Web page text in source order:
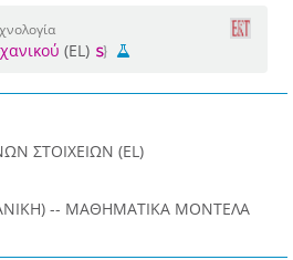
(EL)
ΣΤΟΙΧΕΙΩΝ (EL)
-- ΜΑΘΗΜΑΤΙΚΑ ΜΟΝΤΕΛΑ